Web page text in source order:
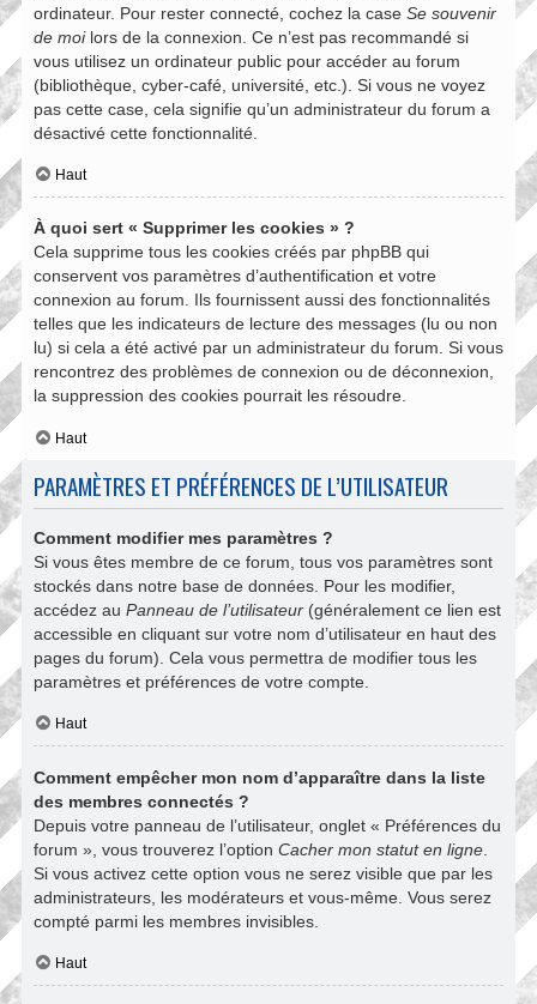
ordinateur. Pour rester connecté, cochez la case Se souvenir
de moilors de la connexion. Ce n’est pas recommandé si
vous utilisez un ordinateur public pour accéder au forum
(bibliothèque, cyber-café, université, etc.). Si vous ne voyez
pas cette case, cela signifie qu’un administrateur du forum a
désactivé cette fonctionnalité.
Haut
À quoi sert « Supprimer les cookies » ?
Cela supprime tous les cookies créés par phpBB qui
conservent vos paramètres d’authentification et votre
connexion au forum. Ils fournissent aussi des fonctionnalités
telles que les indicateurs de lecture des messages (lu ou non
lu) si cela a été activé par un administrateur du forum. Si vous
rencontrez des problèmes de connexion ou de déconnexion,
la suppression des cookies pourrait les résoudre.
Haut
PARAMÈTRES ET PRÉFÉRENCES DE L’UTILISATEUR
Comment modifier mes paramètres ?
Si vous êtes membre de ce forum, tous vos paramètres sont
stockés dans notre base de données. Pour les modifier,
accédez au Panneau de l’utilisateur (généralement ce lien est
accessible en cliquant sur votre nom d’utilisateur en haut des
pages du forum). Cela vous permettra de modifier tous les
paramètres et préférences de votre compte.
Haut
Comment empêcher mon nom d’apparaître dans la liste
des membres connectés ?
Depuis votre panneau de l’utilisateur, onglet « Préférences du
forum », vous trouverez l’option Cacher mon statut en ligne
Si vous activez cette option vous ne serez visible que par les
administrateurs, les modérateurs et vous-même. Vous serez
compté parmi les membres invisibles.
Haut